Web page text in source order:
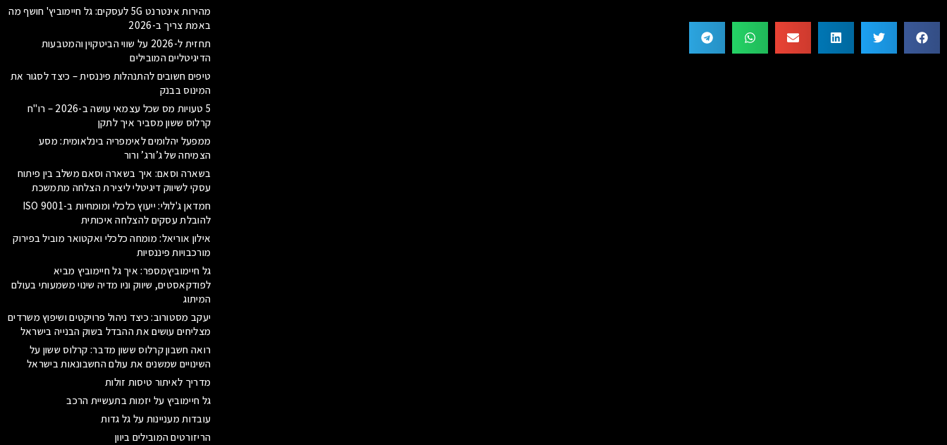
מהירות אינטרנט 5G לעסקים: גל חיימוביץ' חושף מה
באמת צריך ב-2026
תחזית ל-2026 על שווי הביטקוין והמטבעות
הדיגיטליים המובילים
טיפים חשובים להתנהלות פיננסית – כיצד לסגור את
המינוס בבנק
5 טעויות מס שכל עצמאי עושה ב-2026 – רו"ח
קרלוס ששון מסביר איך לתקן
ממפעל יהלומים לאימפריה בינלאומית: מסע
הצמיחה של ג’ורג’ ורור
בשארה וסאם: איך בשארה וסאם משלב בין פיתוח
עסקי לשיווק דיגיטלי ליצירת הצלחה מתמשכת
חמדאן ג'לולי: ייעוץ כלכלי ומומחיות ב-ISO 9001
להובלת עסקים להצלחה איכותית
אילון אוריאל: מומחה כלכלי ואקטואר מוביל בפירוק
מורכבויות פיננסיות
גל חיימוביץמספר: איך גל חיימוביץ מביא
לפודקאסטים, שיווק וניו מדיה שינוי משמעותי בעולם
המיתוג
יעקב מסטורוב: כיצד ניהול פרויקטים ושיפוץ משרדים
מצליחים עושים את ההבדל בשוק הבנייה בישראל
רואה חשבון קרלוס ששון מדבר: קרלוס ששון על
השינויים שמשנים את עולם החשבונאות בישראל
מדריך לאיתור טיסות זולות
גל חיימוביץ על יזמות בתעשיית הרכב
עובדות מעניינות על גל גדות
הריזורטים המובילים ביוון